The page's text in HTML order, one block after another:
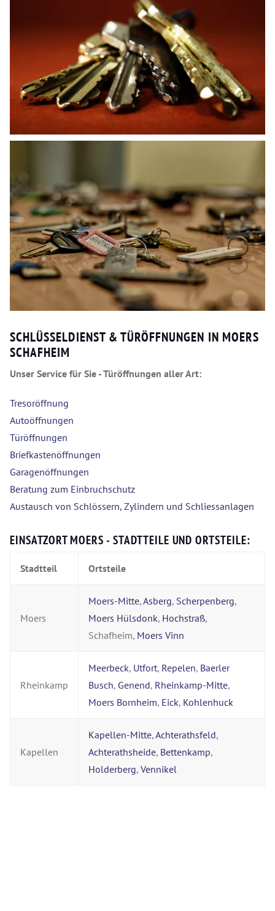
SCHLÜSSELDIENST & TÜRÖFFNUNGEN IN MOERS
SCHAFHEIM
Unser Service für Sie - Türöffnungen aller Art:
Tresoröffnung
Autoöffnungen
Türöffnungen
Briefkastenöffnungen
Garagenöffnungen
Beratung zum Einbruchschutz
Austausch von Schlössern, Zylindern und Schliessanlagen
EINSATZORT MOERS - STADTTEILE UND ORTSTEILE:
Stadtteil Ortsteile
Moers
Moers-Mitte,Asberg, Scherpenberg,
Moers Hülsdonk, Hochstraß,
Schafheim, Moers Vinn
Rheinkamp
Meerbeck, Utfort, Repelen, Baerler
Busch, Genend, Rheinkamp-Mitte,
Moers Bornheim, Eick, Kohlenhuck
Kapellen
Kapellen-Mitte,Achterathsfeld,
Achterathsheide, Bettenkamp,
Holderberg, Vennikel